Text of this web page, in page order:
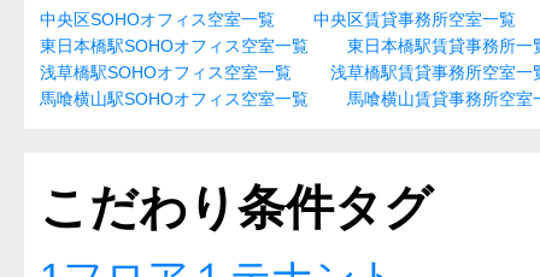
中央区SOHOオフィス空室一覧
中央区賃貸事務所空室一覧
東日本橋駅SOHOオフィス空室一覧
東日本橋駅賃貸事務所一
浅草橋駅SOHOオフィス空室一覧
浅草橋駅賃貸事務所空室一
馬喰横山駅SOHOオフィス空室一覧
馬喰横山賃貸事務所空室
こだわり条件タグ